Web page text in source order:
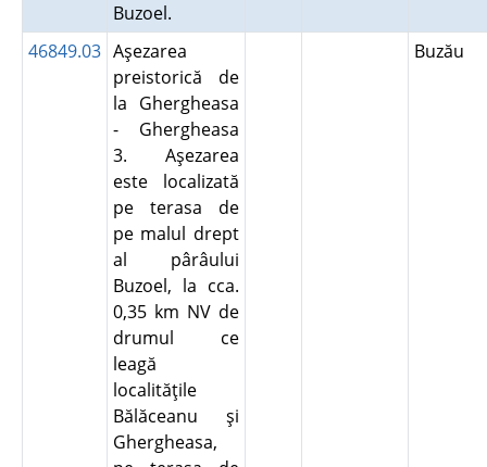
Buzoel.
46849.03 Aşezarea
preistorică de
la Ghergheasa
- Ghergheasa
3. Aşezarea
este localizată
pe terasa de
pe malul drept
al pârâului
Buzoel, la cca.
0,35 km NV de
drumul ce
leagă
localităţile
Bălăceanu şi
Ghergheasa,
Buzău